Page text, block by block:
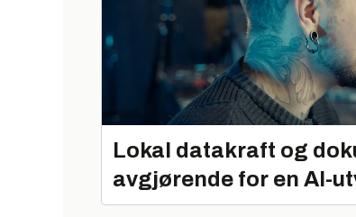
Lokal datakraft og
avgjørende for en AI-